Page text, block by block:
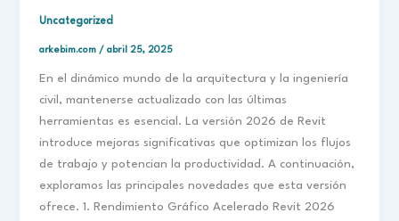
Uncategorized
arkebim.com /abril 25, 2025
En el dinámico mundo de la arquitectura y la ingeniería
civil, mantenerse actualizado con las últimas
herramientas es esencial. La versión 2026 de Revit
introduce mejoras significativas que optimizan los flujos
de trabajo y potencian la productividad. A continuación,
exploramos las principales novedades que esta versión
ofrece. 1. Rendimiento Gráfico Acelerado Revit 2026